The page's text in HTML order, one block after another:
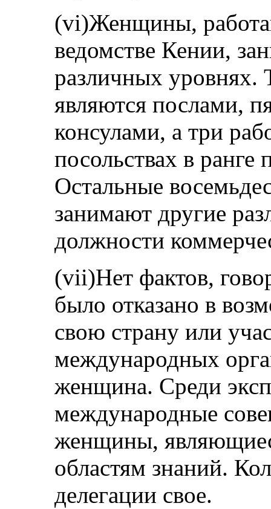
(vi)Женщины,
ведомстве Кении,
различных
являются послами,
консулами, а три
посольствах в ранге
Остальные
занимают другие
должности
(vii)Нет фактов,
было отказано в
свою страну или
международных
женщина. Среди
международные
женщины,
областям знаний.
делегации свое.